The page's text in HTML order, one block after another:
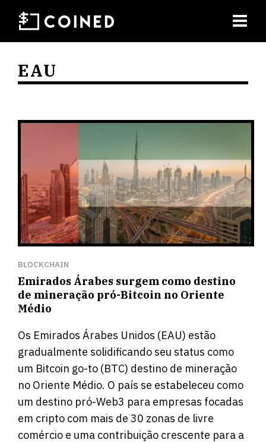
EAU
BLOCKCHAIN
Emirados Árabes surgem como destino
de mineração pró-Bitcoin no Oriente
Médio
Os Emirados Árabes Unidos (EAU) estão
gradualmente solidificando seu status como
um Bitcoin go-to (BTC) destino de mineração
no Oriente Médio. O país se estabeleceu como
um destino pró-Web3 para empresas focadas
em cripto com mais de 30 zonas de livre
comércio e uma contribuição crescente para a